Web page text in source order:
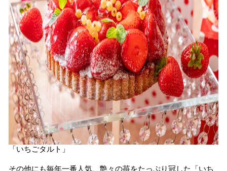
「いちごタルト」
その他にも毎年一番人気、艶々の苺をたっぷり冠した「いち